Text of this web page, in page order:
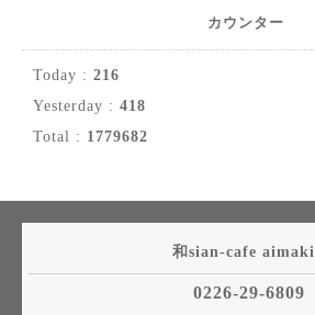
カウンター
Today : 216
Yesterday : 418
Total : 1779682
和sian-cafe aimaki
0226-29-6809